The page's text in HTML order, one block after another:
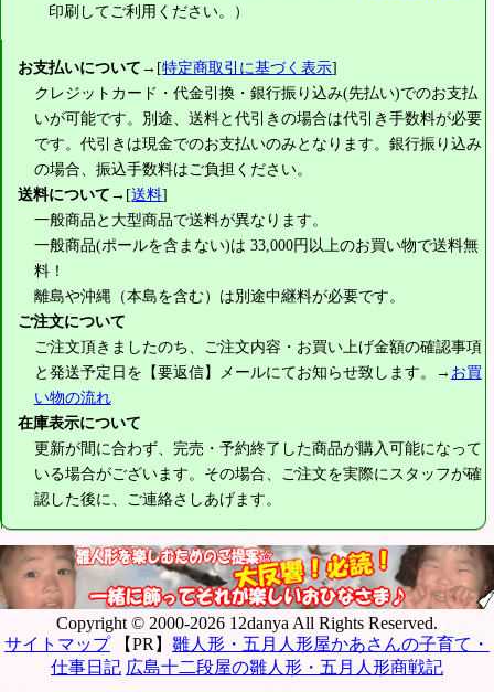
印刷してご利用ください。）
お支払いについて→[特定商取引に基づく表示]
クレジットカード・代金引換・銀行振り込み(先払い)でのお支払
いが可能です。別途、送料と代引きの場合は代引き手数料が必要
です。代引きは現金でのお支払いのみとなります。銀行振り込み
の場合、振込手数料はご負担ください。
送料について→[送料]
一般商品と大型商品で送料が異なります。
一般商品(ポールを含まない)は 33,000円以上のお買い物で送料無
料！
離島や沖縄（本島を含む）は別途中継料が必要です。
ご注文について
ご注文頂きましたのち、ご注文内容・お買い上げ金額の確認事項
と発送予定日を【要返信】メールにてお知らせ致します。→ お買
い物の流れ
在庫表示について
更新が間に合わず、完売・予約終了した商品が購入可能になって
いる場合がございます。その場合、ご注文を実際にスタッフが確
認した後に、ご連絡さしあげます。
Copyright © 2000-2026 12danya All Rights Reserved.
サイトマップ
【PR】 雛人形・五月人形屋かあさんの子育て・
仕事日記 広島十二段屋の雛人形・五月人形商戦記